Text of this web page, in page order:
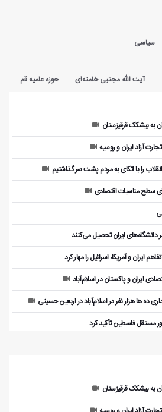
سیاسی
آیت الله مجتبی خامنه‌ای حوزه علمیه قم
به بیشکک قرقیزستان
آزاد ایران و روسیه
را با اتکای به مردم پشت سر گذاشتیم
سطح مناسبات اقتصادی
و آمریکا، اسرائیل را مهار کرد
ایران و پاکستان در اسلام‌آباد
ده ها هزار نفر در اسلام‌آباد در اربعین حسینی
مستقل فلسطین تأکید کرد
به بیشکک قرقیزستان